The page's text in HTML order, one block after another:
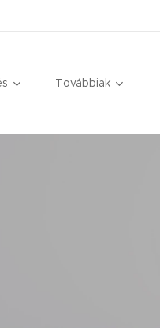
Továbbiak